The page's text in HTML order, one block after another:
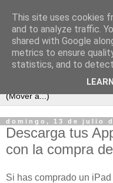
domingo, 13 de julio
Descarga tus
con la compra
Si has comprado un
This site uses cookies
and to analyze traffic.
shared with Google
metrics to ensure
statistics, and to detect